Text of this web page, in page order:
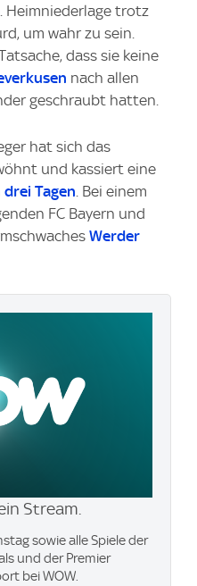
. Heimniederlage trotz
um wahr zu sein.
dass sie keine
nach allen
geschraubt hatten.
hat sich das
und kassiert eine
Tagen. Bei einem
FC Bayern und
Werder
Stream.
sowie alle Spiele der
und der Premier
bei WOW.